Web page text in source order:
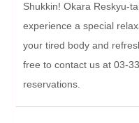
Shukkin! Okara Reskyu-
experience a special
your tired body and
free to contact us at 03-
reservations.